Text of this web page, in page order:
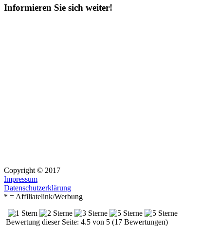
Informieren Sie sich weiter!
Copyright © 2017
Impressum
Datenschutzerklärung
* = Affiliatelink/Werbung
Bewertung dieser Seite: 4.5 von 5 (17 Bewertungen)